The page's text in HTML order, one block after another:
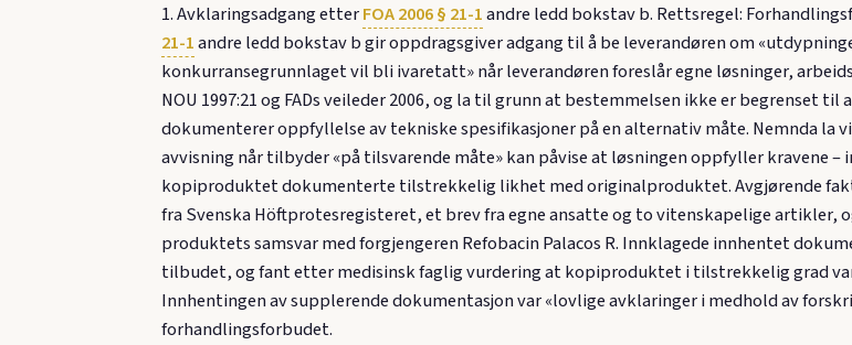
1. Avklaringsadgang etterFOA 2006 § 21-1andre ledd bokstav b. Rettsregel:
21-1andre ledd bokstav b gir oppdragsgiver adgang til å be leverandøren om
konkurransegrunnlaget vil bli ivaretatt» når leverandøren foreslår egne løsninger,
NOU 1997:21 og FADs veileder 2006, og la til grunn at bestemmelsen ikke er begrenset
dokumenterer oppfyllelse av tekniske spesifikasjoner på en alternativ måte. Nemnda la
avvisning når tilbyder «på tilsvarende måte» kan påvise at løsningen oppfyller
kopiproduktet dokumenterte tilstrekkelig likhet med originalproduktet. Avgjørende
fra Svenska Höftprotesregisteret, et brev fra egne ansatte og to vitenskapelige
produktets samsvar med forgjengeren Refobacin Palacos R. Innklagede innhentet
tilbudet, og fant etter medisinsk faglig vurdering at kopiproduktet i tilstrekkelig grad
Innhentingen av supplerende dokumentasjon var «lovlige avklaringer i medhold av
forhandlingsforbudet.